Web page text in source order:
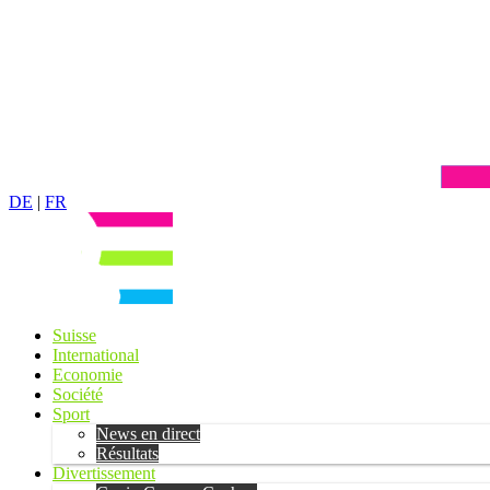
DE | FR
Suisse
International
Economie
Société
Sport
News en direct
Résultats
Divertissement